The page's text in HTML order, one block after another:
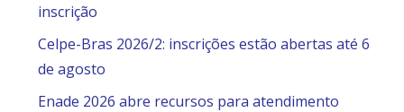
inscrição
Celpe-Bras 2026/2: inscrições estão abertas até 6
de agosto
Enade 2026 abre recursos para atendimento